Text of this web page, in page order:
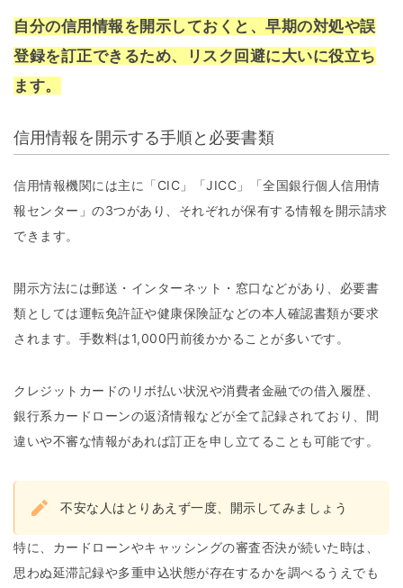
自分の信用情報を開示しておくと、早期の対処や誤
登録を訂正できるため、リスク回避に大いに役立ち
ます。
信用情報を開示する手順と必要書類
信用情報機関には主に「CIC」「JICC」「全国銀行個人信用情
報センター」の3つがあり、それぞれが保有する情報を開示請求
できます。
開示方法には郵送・インターネット・窓口などがあり、必要書
類としては運転免許証や健康保険証などの本人確認書類が要求
されます。手数料は1,000円前後かかることが多いです。
クレジットカードのリボ払い状況や消費者金融での借入履歴、
銀行系カードローンの返済情報などが全て記録されており、間
違いや不審な情報があれば訂正を申し立てることも可能です。
不安な人はとりあえず一度、開示してみましょう
特に、カードローンやキャッシングの審査否決が続いた時は、
思わぬ延滞記録や多重申込状態が存在するかを調べるうえでも